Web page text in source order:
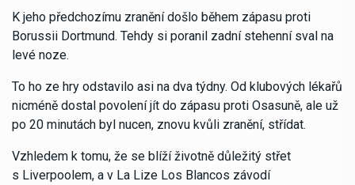
K jeho předchozímu zranění došlo během zápasu proti
Borussii Dortmund. Tehdy si poranil zadní stehenní sval na
levé noze.
To ho ze hry odstavilo asi na dva týdny. Od klubových lékařů
nicméně dostal povolení jít do zápasu proti Osasuně, ale už
po 20 minutách byl nucen, znovu kvůli zranění, střídat.
Vzhledem k tomu, že se blíží životně důležitý střet
s Liverpoolem, a v La Lize Los Blancos závodí